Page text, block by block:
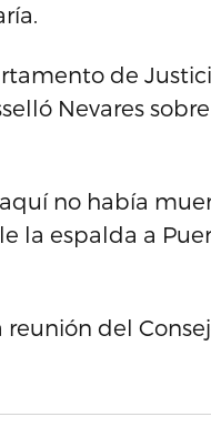
de
Nevares
no había
la espalda a
reunión del